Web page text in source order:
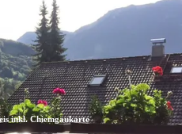
Zum
Inhalt
Suche
Zum
Footer
inkl. Chiemgaukarte